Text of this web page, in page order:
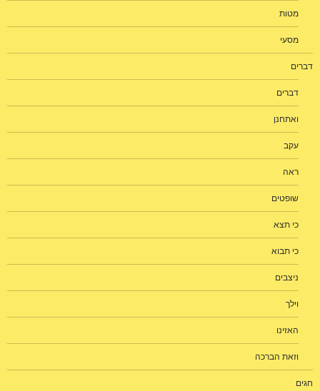
מטות
מסעי
דברים
דברים
ואתחנן
עקב
ראה
שופטים
כי תצא
כי תבוא
ניצבים
וילך
האזינו
וזאת הברכה
חגים